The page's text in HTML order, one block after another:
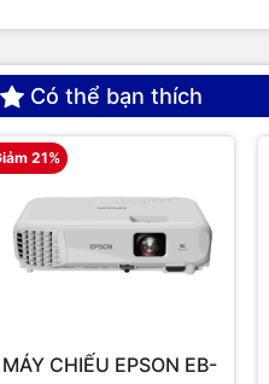
Có thể bạn thích
21%
MÁY CHIẾU EPSON EB-